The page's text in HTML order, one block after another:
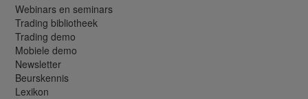
Webinars en seminars
Trading bibliotheek
Trading demo
Mobiele demo
Newsletter
Beurskennis
Lexikon